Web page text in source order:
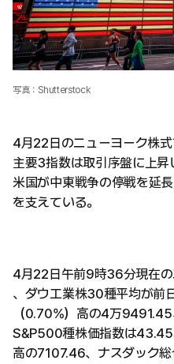
写真：Shutterstock
4月22日のニューヨーク株式
主要3指数は取引序盤に上昇
米国が中東戦争の停戦を延
を支えている。
4月22日午前9時36分現在
、ダウ工業株30種平均が前
（0.70%）高の4万9491.45
S&P500種株価指数は43.45
高の7107.46、ナスダック